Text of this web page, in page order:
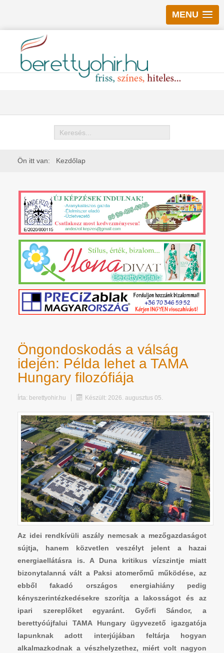
MENU
Keresés
Ön itt van: Kezdőlap
Öngondoskodás a válság
idején: Példa lehet a TAMA
Hungary filozófiája
Írta: berettyohir.hu Készült: 2026. augusztus 05.
Az idei rendkívüli aszály nemcsak a mezőgazdaságot
sújtja, hanem közvetlen veszélyt jelent a hazai
energiaellátásra is. A Duna kritikus vízszintje miatt
bizonytalanná vált a Paksi atomerőmű működése, az
ebből fakadó országos energiahiány pedig
kényszerintézkedésekre szorítja a lakosságot és az
ipari szereplőket egyaránt. Győrfi Sándor, a
berettyóújfalui TAMA Hungary ügyvezető igazgatója
lapunknak adott interjújában feltárja hogyan
alkalmazkodnak a vészhelyzethez, miért volt nagyon